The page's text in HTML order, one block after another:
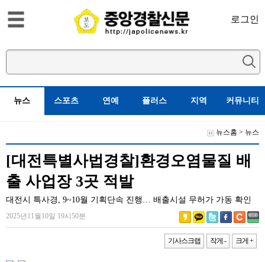
로그인
뉴스 스포츠 연예 플러스 지역 커뮤니티
뉴스홈 > 뉴스
[대전특별사법경찰]환경오염물질 배
출 사업장 3곳 적발
대전시 특사경, 9~10월 기획단속 진행… 배출시설 무허가 가동 확인
2025년11월10일 19시50분
기사스크랩 작게 - 크게 +